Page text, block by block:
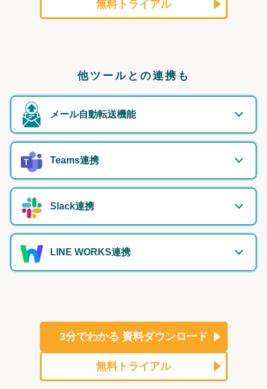
無料トライアル
他ツールとの連携も
メール自動転送機能
Teams連携
Slack連携
LINE WORKS連携
3分でわかる 資料ダウンロード
無料トライアル